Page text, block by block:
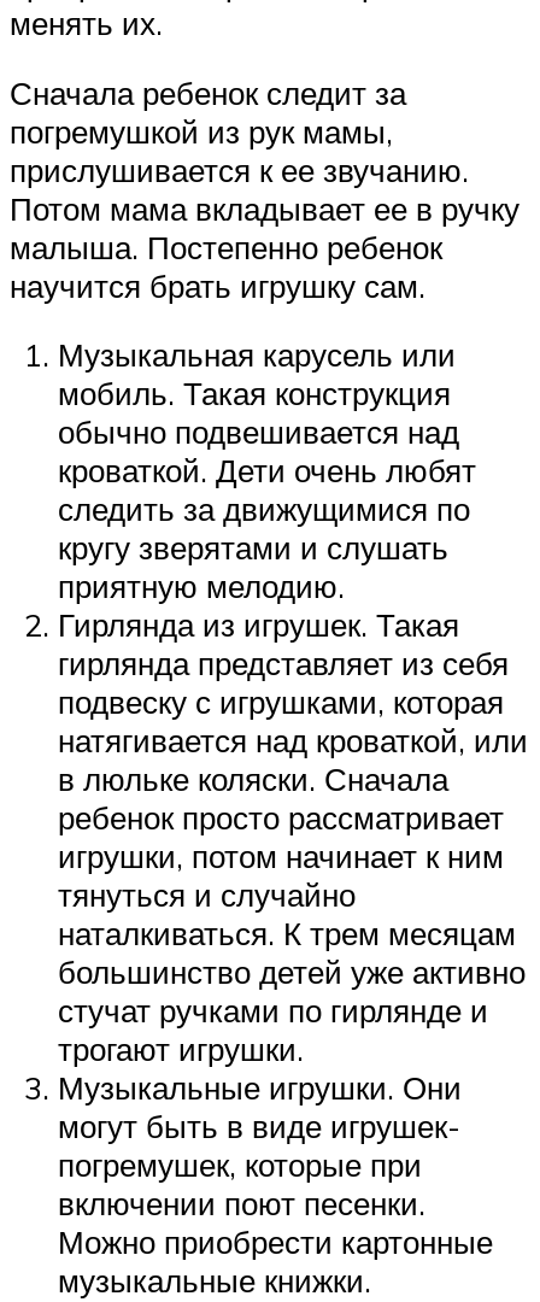
менять их.
Сначала ребенок следит за
погремушкой из рук мамы,
прислушивается к ее звучанию.
Потом мама вкладывает ее в ручку
малыша. Постепенно ребенок
научится брать игрушку сам.
Музыкальная карусель или
мобиль. Такая конструкция
обычно подвешивается над
кроваткой. Дети очень любят
следить за движущимися по
кругу зверятами и слушать
приятную мелодию.
Гирлянда из игрушек. Такая
гирлянда представляет из себя
подвеску с игрушками, которая
натягивается над кроваткой, или
в люльке коляски. Сначала
ребенок просто рассматривает
игрушки, потом начинает к ним
тянуться и случайно
наталкиваться. К трем месяцам
большинство детей уже активно
стучат ручками по гирлянде и
трогают игрушки.
Музыкальные игрушки. Они
могут быть в виде игрушек-
погремушек, которые при
включении поют песенки.
Можно приобрести картонные
музыкальные книжки.